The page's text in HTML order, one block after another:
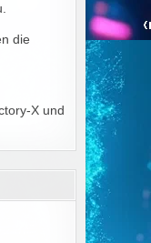
die
X und